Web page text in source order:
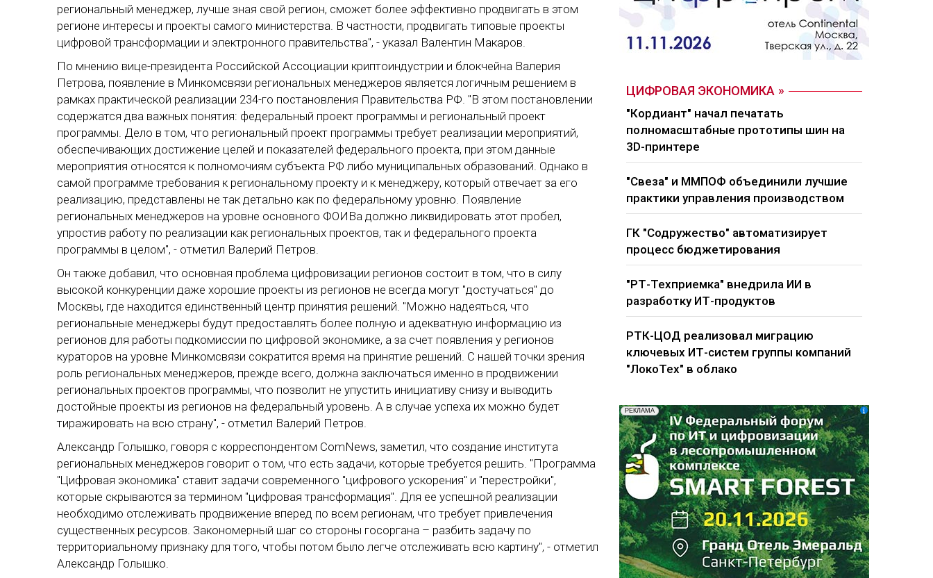
региональный менеджер, лучше зная свой регион, сможет более эффективно продвигать в этом
регионе интересы и проекты самого министерства. В частности, продвигать типовые проекты
цифровой трансформации и электронного правительства", - указал Валентин Макаров.
По мнению вице-президента Российской Ассоциации криптоиндустрии и блокчейна Валерия
Петрова, появление в Минкомсвязи региональных менеджеров является логичным решением в
рамках практической реализации 234-го постановления Правительства РФ. "В этом постановлении
содержатся два важных понятия: федеральный проект программы и региональный проект
программы. Дело в том, что региональный проект программы требует реализации мероприятий,
обеспечивающих достижение целей и показателей федерального проекта, при этом данные
мероприятия относятся к полномочиям субъекта РФ либо муниципальных образований. Однако в
самой программе требования к региональному проекту и к менеджеру, который отвечает за его
реализацию, представлены не так детально как по федеральному уровню. Появление
региональных менеджеров на уровне основного ФОИВа должно ликвидировать этот пробел,
упростив работу по реализации как региональных проектов, так и федерального проекта
программы в целом", - отметил Валерий Петров.
Он также добавил, что основная проблема цифровизации регионов состоит в том, что в силу
высокой конкуренции даже хорошие проекты из регионов не всегда могут "достучаться" до
Москвы, где находится единственный центр принятия решений. "Можно надеяться, что
региональные менеджеры будут предоставлять более полную и адекватную информацию из
регионов для работы подкомиссии по цифровой экономике, а за счет появления у регионов
кураторов на уровне Минкомсвязи сократится время на принятие решений. С нашей точки зрения
роль региональных менеджеров, прежде всего, должна заключаться именно в продвижении
региональных проектов программы, что позволит не упустить инициативу снизу и выводить
достойные проекты из регионов на федеральный уровень. А в случае успеха их можно будет
тиражировать на всю страну", - отметил Валерий Петров.
Александр Голышко, говоря с корреспондентом ComNews, заметил, что создание института
региональных менеджеров говорит о том, что есть задачи, которые требуется решить. "Программа
"Цифровая экономика" ставит задачи современного "цифрового ускорения" и "перестройки",
которые скрываются за термином "цифровая трансформация". Для ее успешной реализации
необходимо отслеживать продвижение вперед по всем регионам, что требует привлечения
существенных ресурсов. Закономерный шаг со стороны госоргана – разбить задачу по
территориальному признаку для того, чтобы потом было легче отслеживать всю картину", - отметил
Александр Голышко.
ЦИФРОВАЯ ЭКОНОМИКА
"Кордиант" начал печатать
полномасштабные прототипы шин на
3D-принтере
"Свеза" и ММПОФ объединили лучшие
практики управления производством
ГК "Содружество" автоматизирует
процесс бюджетирования
"РТ-Техприемка" внедрила ИИ в
разработку ИТ-продуктов
РТК-ЦОД реализовал миграцию
ключевых ИТ-систем группы компаний
"ЛокоТех" в облако